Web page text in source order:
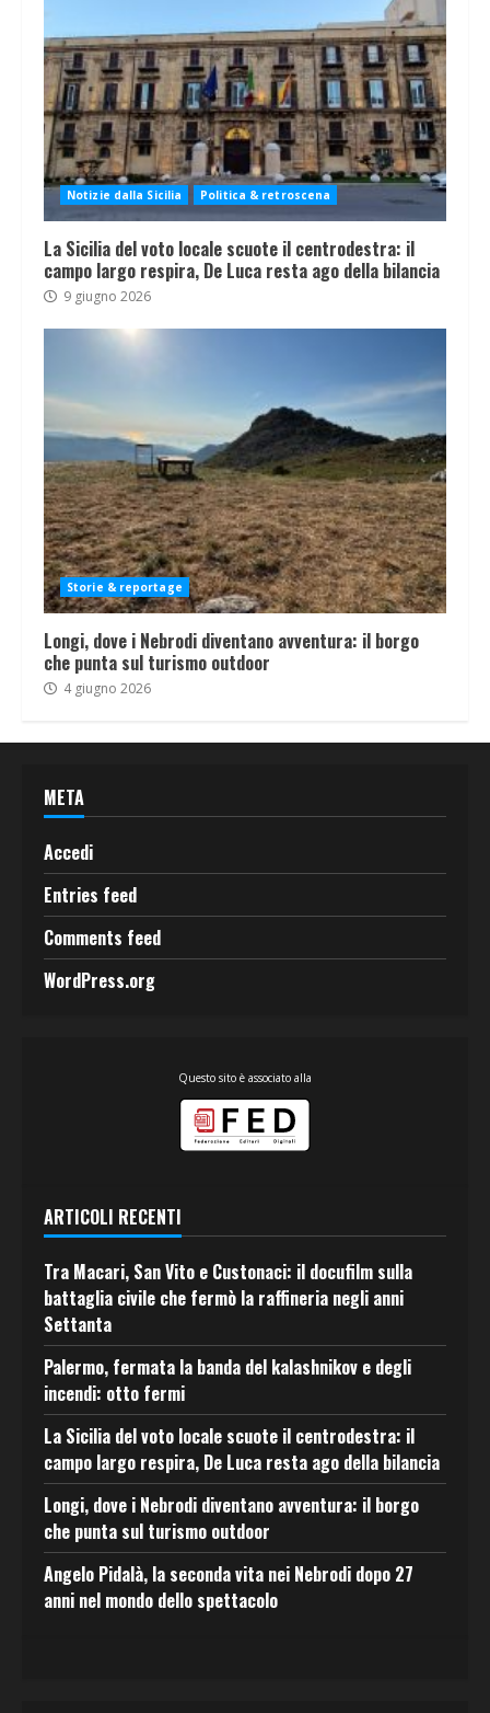
Notizie dalla Sicilia Politica & retroscena
La Sicilia del voto locale scuote il centrodestra: il
campo largo respira, De Luca resta ago della bilancia
9 giugno 2026
Storie & reportage
Longi, dove i Nebrodi diventano avventura: il borgo
che punta sul turismo outdoor
4 giugno 2026
META
Accedi
Entries feed
Comments feed
WordPress.org
Questo sito è associato alla
ARTICOLI RECENTI
Tra Macari, San Vito e Custonaci: il docufilm sulla
battaglia civile che fermò la raffineria negli anni
Settanta
Palermo, fermata la banda del kalashnikov e degli
incendi: otto fermi
La Sicilia del voto locale scuote il centrodestra: il
campo largo respira, De Luca resta ago della bilancia
Longi, dove i Nebrodi diventano avventura: il borgo
che punta sul turismo outdoor
Angelo Pidalà, la seconda vita nei Nebrodi dopo 27
anni nel mondo dello spettacolo